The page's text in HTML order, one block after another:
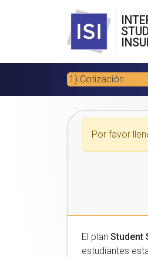
1) Cotización
Por favor
El plan Student
estudiantes estadounidenses en al extranjero. Por